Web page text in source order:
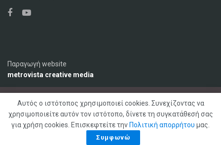
Παραγωγή website
metrovista creative media
Ο Σταθμός Διαφήμιση
Επικοινωνία
Πολιτική Απορρήτου
© 2020 ΣΚΑΪ ΚΡΗΤΗΣ 92,1 FM, Με επιφύλαξη παντός δικαιώματος
Αυτός ο ιστότοπος χρησιμοποιεί cookies. Συνεχίζοντας να
χρησιμοποιείτε αυτόν τον ιστότοπο, δίνετε τη συγκατάθεσή σας
για χρήση cookies. Επισκεφτείτε την Πολιτική απορρήτου μας.
Συμφωνώ